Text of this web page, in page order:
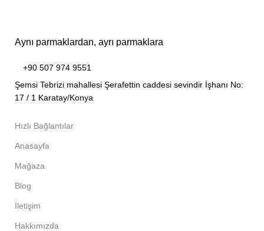
Aynı parmaklardan, ayrı parmaklara
+90 507 974 9551
Şemsi Tebrizi mahallesi Şerafettin caddesi sevindir İşhanı No:
17 / 1 Karatay/Konya
Hızlı Bağlantılar
Anasayfa
Mağaza
Blog
İletişim
Hakkımızda